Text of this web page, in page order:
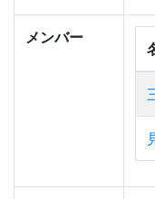
メンバー